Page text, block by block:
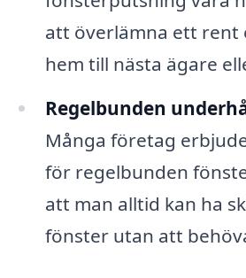
att överlämna ett rent
hem till nästa ägare
Regelbunden
Många företag
för regelbunden
att man alltid kan ha
fönster utan att